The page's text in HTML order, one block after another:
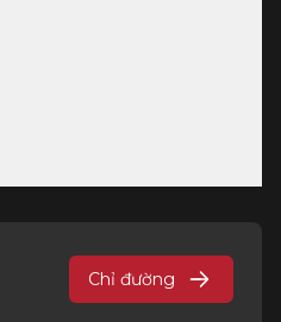
Chỉ đường